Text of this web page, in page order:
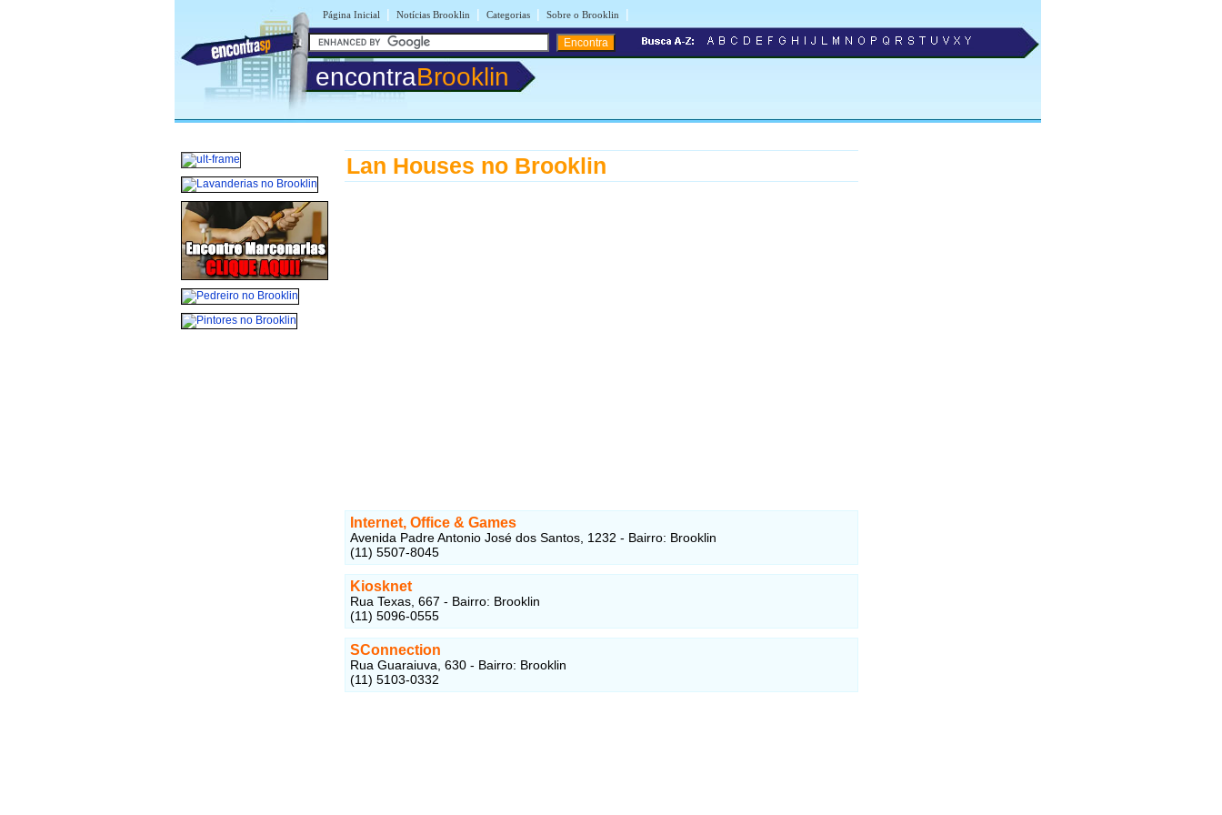
Página Inicial | Notícias Brooklin | Categorias | Sobre o Brooklin |
encontraBrooklin
Lan Houses no Brooklin
Internet, Office & Games
Avenida Padre Antonio José dos Santos, 1232 - Bairro: Brooklin
(11) 5507-8045
Kiosknet
Rua Texas, 667 - Bairro: Brooklin
(11) 5096-0555
SConnection
Rua Guaraiuva, 630 - Bairro: Brooklin
(11) 5103-0332